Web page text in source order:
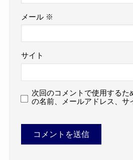
メール ※
サイト
次回のコメントで使用するた
の名前、メールアドレス、サ